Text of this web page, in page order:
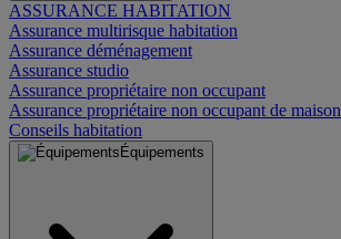
ASSURANCE HABITATION
Assurance multirisque habitation
Assurance déménagement
Assurance studio
Assurance propriétaire non occupant
Assurance propriétaire non occupant de maison
Conseils habitation
Équipements